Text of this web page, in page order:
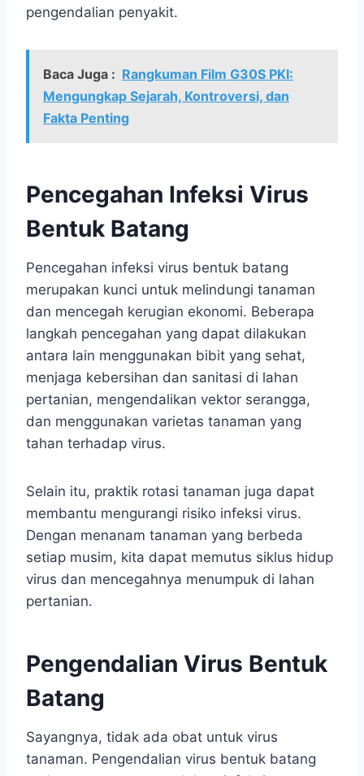
pengendalian penyakit.
Baca Juga : Rangkuman Film G30S PKI:
Mengungkap Sejarah, Kontroversi, dan
Fakta Penting
Pencegahan Infeksi Virus
Bentuk Batang
Pencegahan infeksi virus bentuk batang
merupakan kunci untuk melindungi tanaman
dan mencegah kerugian ekonomi. Beberapa
langkah pencegahan yang dapat dilakukan
antara lain menggunakan bibit yang sehat,
menjaga kebersihan dan sanitasi di lahan
pertanian, mengendalikan vektor serangga,
dan menggunakan varietas tanaman yang
tahan terhadap virus.
Selain itu, praktik rotasi tanaman juga dapat
membantu mengurangi risiko infeksi virus.
Dengan menanam tanaman yang berbeda
setiap musim, kita dapat memutus siklus hidup
virus dan mencegahnya menumpuk di lahan
pertanian.
Pengendalian Virus Bentuk
Batang
Sayangnya, tidak ada obat untuk virus
tanaman. Pengendalian virus bentuk batang